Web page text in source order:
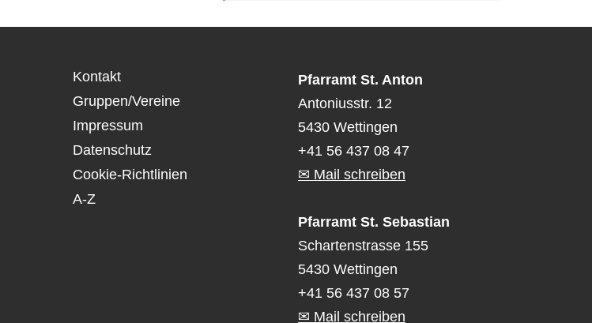
Kontakt
Gruppen/Vereine
Impressum
Datenschutz
Cookie-Richtlinien
A-Z
Pfarramt St. Anton
Antoniusstr. 12
5430 Wettingen
+41 56 437 08 47
✉ Mail schreiben
Pfarramt St. Sebastian
Schartenstrasse 155
5430 Wettingen
+41 56 437 08 57
✉ Mail schreiben